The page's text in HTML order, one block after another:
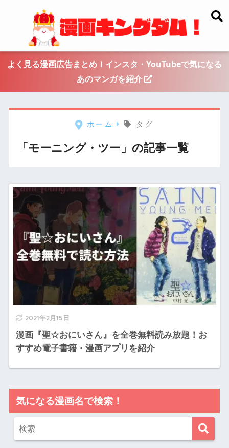
よく見る漫画広告まとめ！インスタ・YouTubeで気になる
あのマンガを紹介
ホーム タグ
「モーニング・ツー」の記事一覧
2021年2月15日
漫画『聖☆おにいさん』を全巻無料読み放題！お
すすめ電子書籍・漫画アプリを紹介
気になる漫画名で検索！